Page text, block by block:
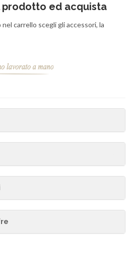
prodotto ed acquista
carrello scegli gli accessori, la